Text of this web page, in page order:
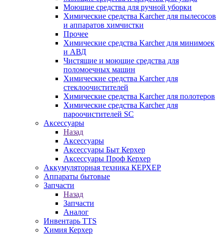
Моющие средства для ручной уборки
Химические средства Karcher для пылесосов
и аппаратов химчистки
Прочее
Химические средства Karcher для минимоек
и АВД
Чистящие и моющие средства для
поломоечных машин
Химические средства Karcher для
стеклоочистителей
Химические средства Karcher для полотеров
Химические средства Karcher для
пароочистителей SC
Аксессуары
Назад
Аксессуары
Аксессуары Быт Керхер
Аксессуары Проф Керхер
Аккумуляторная техника КЕРХЕР
Аппараты бытовые
Запчасти
Назад
Запчасти
Аналог
Инвентарь TTS
Химия Керхер